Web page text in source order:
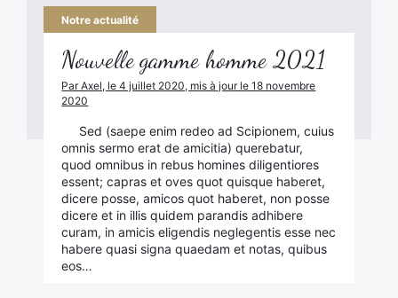
Notre actualité
Nouvelle gamme homme 2021
Par Axel, le 4 juillet 2020, mis à jour le 18 novembre
2020
Sed (saepe enim redeo ad Scipionem, cuius
omnis sermo erat de amicitia) querebatur,
quod omnibus in rebus homines diligentiores
essent; capras et oves quot quisque haberet,
dicere posse, amicos quot haberet, non posse
dicere et in illis quidem parandis adhibere
curam, in amicis eligendis neglegentis esse nec
habere quasi signa quaedam et notas, quibus
eos…